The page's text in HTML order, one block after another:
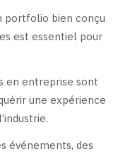
portfolio bien conçu
est essentiel pour
en entreprise sont
une expérience
événements, des